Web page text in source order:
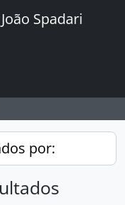
Spadari
por: